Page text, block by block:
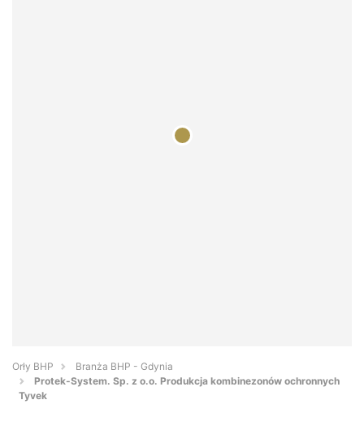
Orły BHP
Branża BHP - Gdynia
Protek-System. Sp. z o.o. Produkcja kombinezonów ochronnych
Tyvek